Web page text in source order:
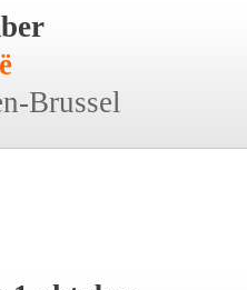
Brussel